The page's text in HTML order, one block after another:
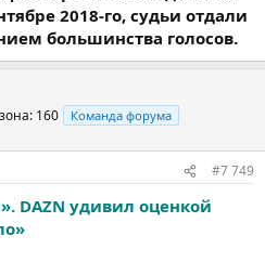
2018-го, судьи отдали
большинства голосов.
160 Команда форума
#7 749
DAZN удивил оценкой